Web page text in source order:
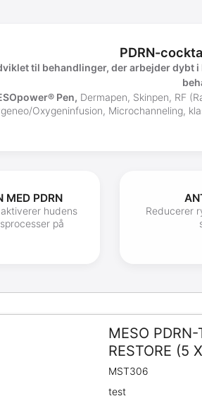
PDRN-
til behandlinger, der arbejder dybt
Pen, Dermapen, Skinpen, RF
Oxygeninfusion, Microchanneling,
MED PDRN
hudens
på
Reducerer
MESO
RESTORE (5
MST306
test